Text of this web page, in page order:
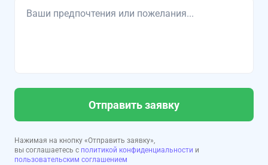
Отправить заявку
Нажимая на кнопку «Отправить заявку»,
вы соглашаетесь с политикой конфиденциальности и
пользовательским соглашением